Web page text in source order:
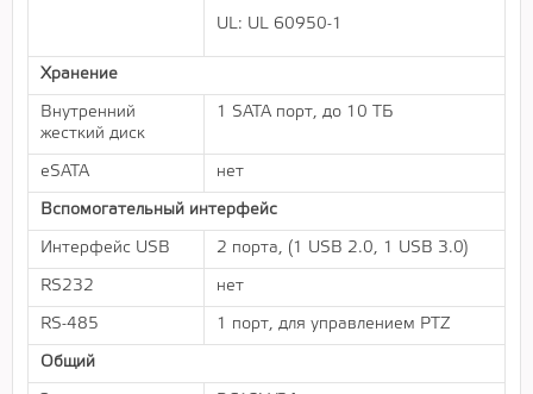
UL: UL 60950-1
Хранение
Внутренний
жесткий диск
1 SATA порт, до 10 ТБ
eSATA нет
Вспомогательный интерфейс
Интерфейс USB 2 порта, (1 USB 2.0, 1 USB 3.0)
RS232 нет
RS-485 1 порт, для управлением PTZ
Общий